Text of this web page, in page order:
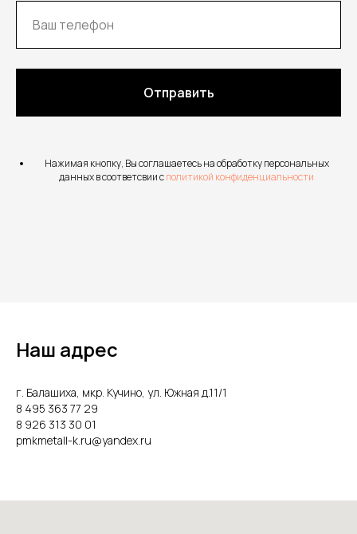
Отправить
Нажимая кнопку, Вы соглашаетесь на обработку персональных
данных в соответсвии сполитикой конфиденциальности
Наш адрес
г. Балашиха, мкр. Кучино, ул. Южная д.11/1
8 495 363 77 29
8 926 313 30 01
pmkmetall-k.ru@yandex.ru